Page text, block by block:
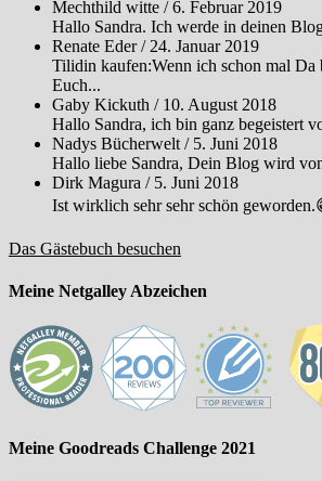
Mechthild witte /6. Februar 2019
Hallo Sandra. Ich werde in deinen
Renate Eder/ 24. Januar 2019
Tilidin kaufen:Wenn ich schon mal Da
Euch...
Gaby Kickuth / 10. August 2018
Hallo Sandra, ich bin ganz begeistert
Nadys Bücherwelt / 5. Juni 2018
Hallo liebe Sandra, Dein Blog wird
Dirk Magura / 5. Juni 2018
Ist wirklich sehr sehr schön
Das Gästebuch besuchen
Meine Netgalley Abzeichen
Meine Goodreads Challenge 2021